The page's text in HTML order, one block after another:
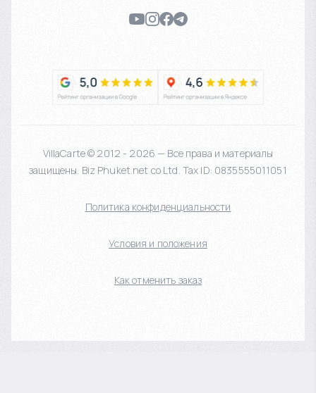
VillaCarte © 2012 - 2026 — Все права и материалы
защищены. Biz Phuket.net co Ltd. Tax ID: 0835555011051
Политика конфиденциальности
Условия и положения
Как отменить заказ